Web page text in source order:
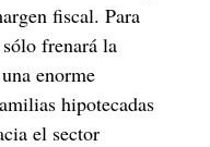
fiscal. Para
frenará la
enorme
hipotecadas
el sector